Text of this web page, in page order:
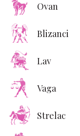
Ovan
Blizanci
Lav
Vaga
Strelac